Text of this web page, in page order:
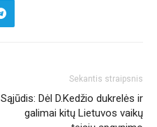
Sekantis straipsnis
Sąjūdis: Dėl D.Kedžio dukrelės ir
galimai kitų Lietuvos vaikų